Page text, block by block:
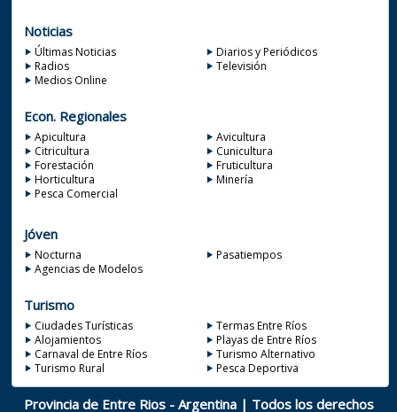
Noticias
Últimas Noticias
Diarios y Periódicos
Radios
Televisión
Medios Online
Econ. Regionales
Apicultura
Avicultura
Citricultura
Cunicultura
Forestación
Fruticultura
Horticultura
Minería
Pesca Comercial
Jóven
Nocturna
Pasatiempos
Agencias de Modelos
Turismo
Ciudades Turísticas
Termas Entre Ríos
Alojamientos
Playas de Entre Ríos
Carnaval de Entre Ríos
Turismo Alternativo
Turismo Rural
Pesca Deportiva
Provincia de Entre Rios - Argentina | Todos los derechos